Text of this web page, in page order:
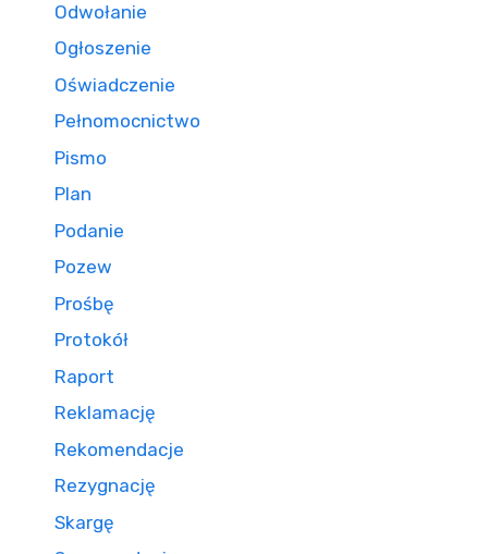
Odwołanie
Ogłoszenie
Oświadczenie
Pełnomocnictwo
Pismo
Plan
Podanie
Pozew
Prośbę
Protokół
Raport
Reklamację
Rekomendacje
Rezygnację
Skargę